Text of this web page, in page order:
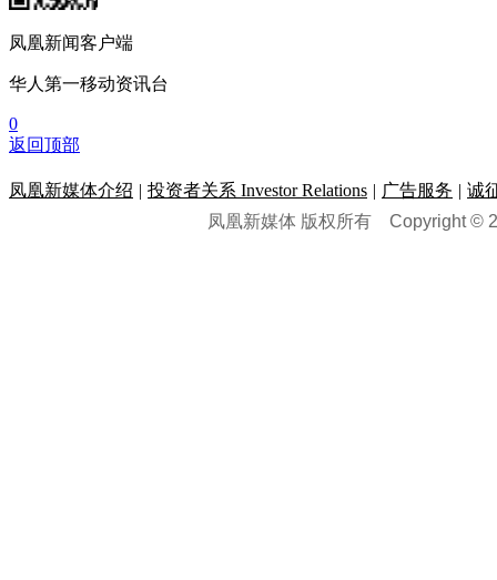
凤凰新闻客户端
华人第一移动资讯台
0
返回顶部
凤凰新媒体介绍 | 投资者关系 Investor Relations | 广告服务 | 诚
凤凰新媒体 版权所有 Copyright ©